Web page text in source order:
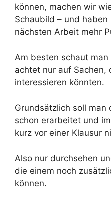
können, machen wir
Schaubild – und
nächsten Arbeit mehr
Am besten schaut
achtet nur auf Sachen,
interessieren könnten.
Grundsätzlich soll man
schon erarbeitet und
kurz vor einer Klausur
Also nur durchsehen
die einem noch
können.